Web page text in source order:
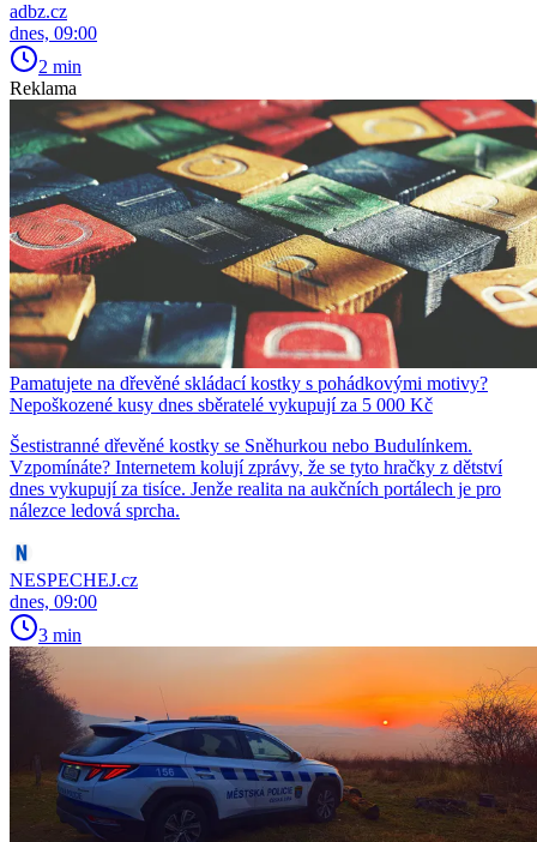
adbz.cz
dnes, 09:00
2 min
Reklama
Pamatujete na dřevěné skládací kostky s pohádkovými motivy?
Nepoškozené kusy dnes sběratelé vykupují za 5 000 Kč
Šestistranné dřevěné kostky se Sněhurkou nebo Budulínkem.
Vzpomínáte? Internetem kolují zprávy, že se tyto hračky z dětství
dnes vykupují za tisíce. Jenže realita na aukčních portálech je pro
nálezce ledová sprcha.
NESPECHEJ.cz
dnes, 09:00
3 min